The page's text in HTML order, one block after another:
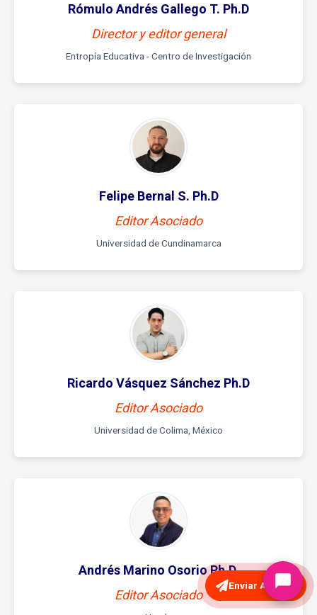
Rómulo Andrés Gallego T. Ph.D
Director y editor general
Entropía Educativa - Centro de Investigación
Felipe Bernal S. Ph.D
Editor Asociado
Universidad de Cundinamarca
Ricardo Vásquez Sánchez Ph.D
Editor Asociado
Universidad de Colima, México
Andrés Marino Osorio Ph.D.
Editor Asociado
Enviar Artículo